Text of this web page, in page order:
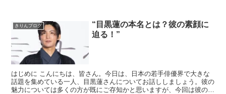
きりんブログ
“目黒蓮の本名とは？彼の素顔に
迫る！”
はじめに こんにちは、皆さん。今日は、日本の若手俳優界で大きな
話題を集めている一人、目黒蓮さんについてお話ししましょう。彼の
魅力については多くの方が既にご存知かと思いますが、今回は彼の素